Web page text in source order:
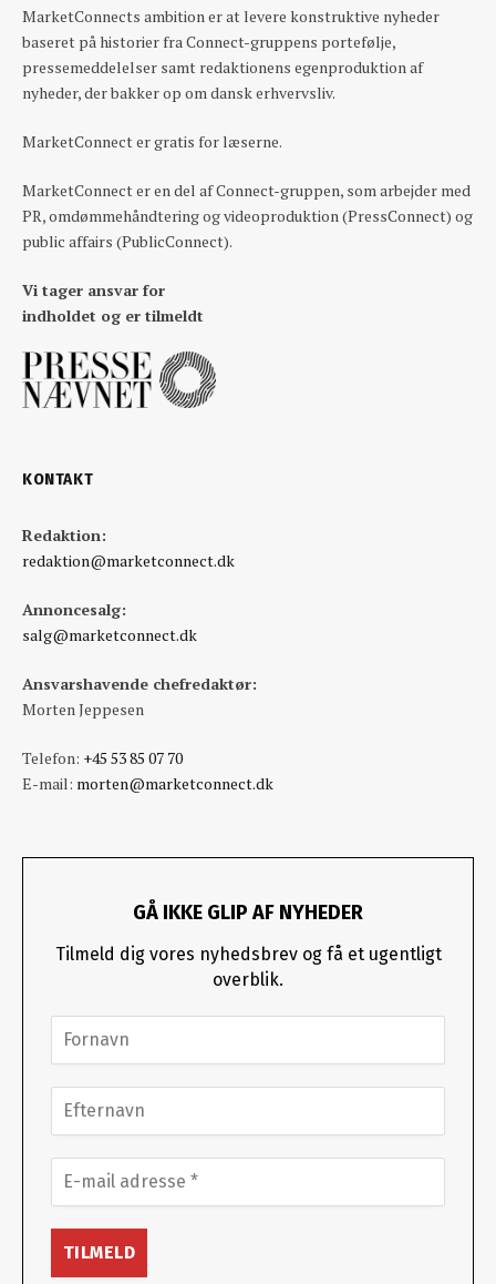
MarketConnects ambition er at levere konstruktive nyheder
baseret på historier fra Connect-gruppens portefølje,
pressemeddelelser samt redaktionens egenproduktion af
nyheder, der bakker op om dansk erhvervsliv.
MarketConnect er gratis for læserne.
MarketConnect er en del af Connect-gruppen, som arbejder med
PR, omdømmehåndtering og videoproduktion (PressConnect) og
public affairs (PublicConnect).
Vi tager ansvar for
indholdet og er tilmeldt
KONTAKT
Redaktion:
redaktion@marketconnect.dk
Annoncesalg:
salg@marketconnect.dk
Ansvarshavende chefredaktør:
Morten Jeppesen
Telefon: +45 53 85 07 70
E-mail: morten@marketconnect.dk
GÅ IKKE GLIP AF NYHEDER
Tilmeld dig vores nyhedsbrev og få et ugentligt
overblik.